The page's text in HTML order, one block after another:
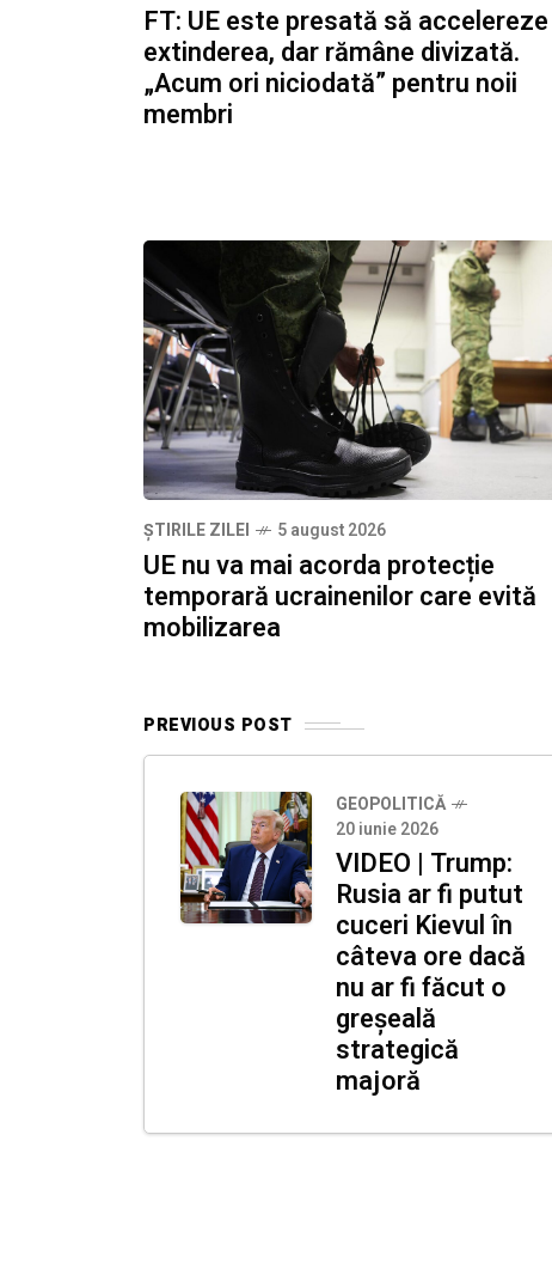
FT: UE este presată să accelereze
extinderea, dar rămâne divizată.
„Acum ori niciodată” pentru noii
membri
ȘTIRILE ZILEI 5 august 2026
UE nu va mai acorda protecție
temporară ucrainenilor care evită
mobilizarea
PREVIOUS POST
GEOPOLITICĂ
20 iunie 2026
VIDEO | Trump:
Rusia ar fi putut
cuceri Kievul în
câteva ore dacă
nu ar fi făcut o
greșeală
strategică
majoră